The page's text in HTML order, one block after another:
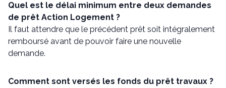
Quel est le délai minimum entre deux demandes
de prêt Action Logement ?
Il faut attendre que le précédent prêt soit intégralement
remboursé avant de pouvoir faire une nouvelle
demande.
Comment sont versés les fonds du prêt travaux ?